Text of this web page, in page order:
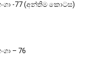
-77 (අන්තිම කොටස)
– 76